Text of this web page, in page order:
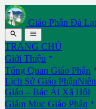
Giáo Phận Đà Lạt
 
TRANG CHỦ
Giới Thiệu 
Tổng Quan Giáo Phận 
Lịch Sử Giáo Phận
Giáo – Bác Ái Xã Hội
Giám Mục Giáo Phận 